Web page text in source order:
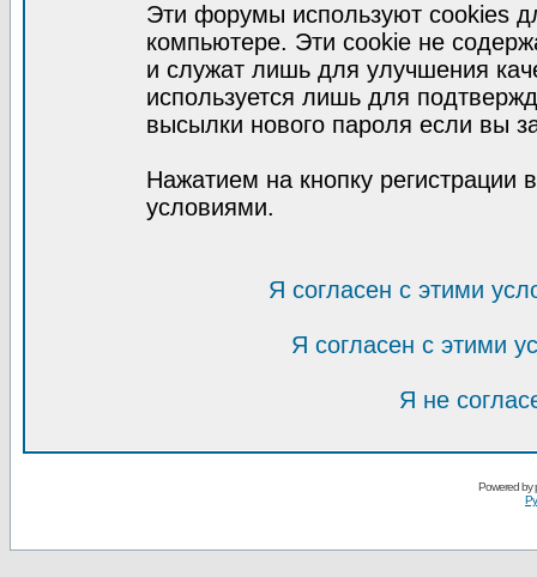
Эти форумы используют cookies
компьютере. Эти cookie не
и служат лишь для улучшения
используется лишь для
высылки нового пароля если вы
Нажатием на кнопку регистрации
условиями.
Я согласен с этими
Я согласен с этими
Я не
Powered by